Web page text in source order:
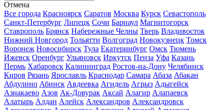
Отмена
Все города Красноярск Саратов Москва Курск Севастополь
Санкт-Петербург Липецк Сочи Барнаул Магнитогорск
Ставрополь Брянск Набережные Челны Тверь Владивосток
Нижний Новгород Тольятти Волгоград Новокузнецк Томск
Воронеж Новосибирск Тула Екатеринбург Омск Тюмень
Ижевск Оренбург Ульяновск Иркутск Пенза Уфа Казань
Пермь Хабаровск Калининград Ростов-на-Дону Челябинск
Киров Рязань Ярославль Краснодар Самара Абаза Абакан
Абдулино Абинск Авдеевка Агидель Агрыз Адыгейск
Азнакаево Азов Ак-Довурак Аксай Алагир Алапаевск
Алатырь Алдан Алейск Александров Александровск